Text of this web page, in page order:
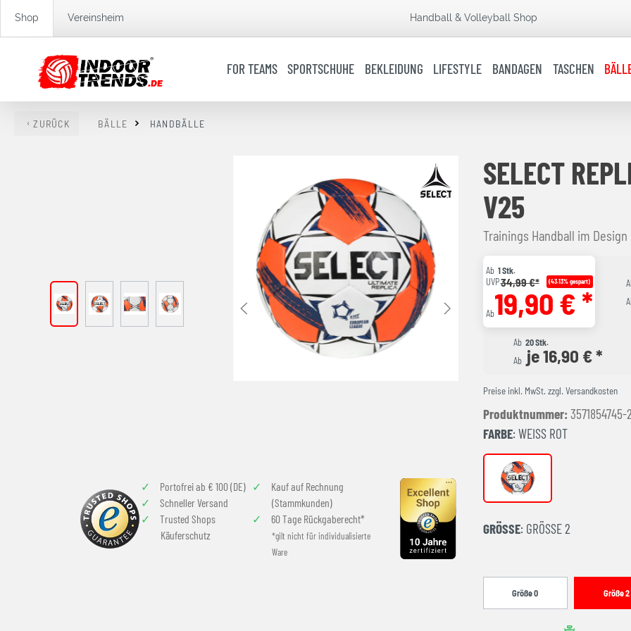
Zur Hauptnavigation springen
Shop Vereinsheim Handball & Volleyball Shop
FOR TEAMS SPORTSCHUHE BEKLEIDUNG LIFESTYLE BANDAGEN TASCHEN
ZURÜCK BÄLLE HANDBÄLLE
Portofrei ab € 100 (DE)
Schneller Versand
Trusted Shops
Käuferschutz
Kauf auf Rechnung
(Stammkunden)
60 Tage Rückgaberecht*
*gilt nicht für individualisierte
Ware
SELECT
V25
Trainings Handball im
Ab 1 Stk.
UVP34,99 €* (43.13% gespart)
Ab19,90 € *
Ab 20 Stk.
Ab je 16,90 € *
Preise inkl. MwSt. zzgl. Versandkosten
Produktnummer: 3571854745-2
FARBE: WEISS ROT
weiss rot
GRÖSSE : GRÖSSE 2
Größe 0 Größe 2